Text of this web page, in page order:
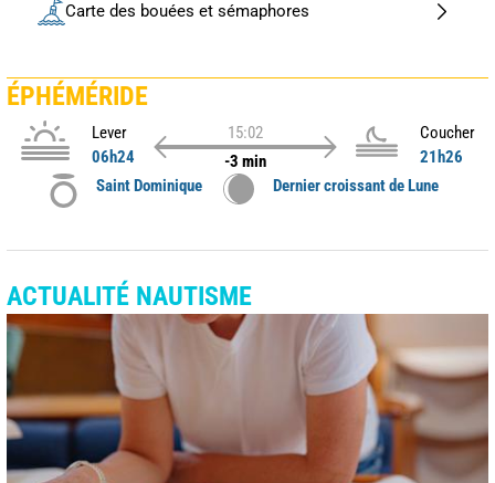
Carte des bouées et sémaphores
ÉPHÉMÉRIDE
Lever
06h24
15:02
-3 min
Coucher
21h26
Saint Dominique
Dernier croissant de Lune
ACTUALITÉ NAUTISME